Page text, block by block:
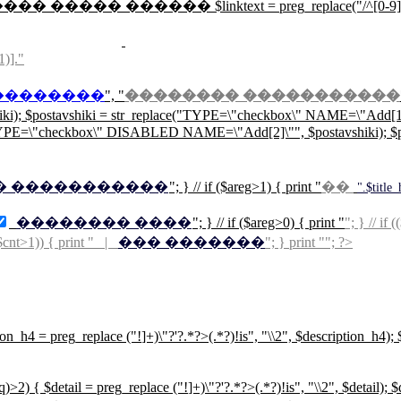
����� ������ $linktext = preg_replace("/^[0-9]{3}/
", "�������� �����������
$postavshiki = str_replace("TYPE=\"checkbox\"
DISABLED NAME=\"Add[2]\"", $postavshiki);
�����������"; } // if ($areg>1) { print "��
�������� ����"; } // if ($areg>0) { print ""; } // if
{ print " | ��� �������"; } print ""; ?>
= preg_replace ("!]+)\"?'?.*?>(.*?)!is", "\\2", $description_h4);
{ $detail = preg_replace ("!]+)\"?'?.*?>(.*?)!is", "\\2", $detail);